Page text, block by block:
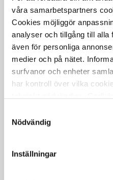
våra samarbetspartners
Cookies möjliggör
analyser och tillgång till alla
även för personliga
medier och på nätet.
surfvanor och enheter
har kontroll över vilka
länder utanför EU med
att godkänna samtycker
Nödvändig
Inställningar
De som köpte, köpte
Kampanj
Våtservett för glasögon
Kampanj